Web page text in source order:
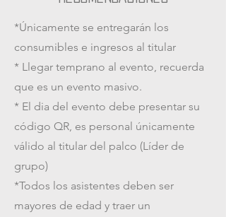
*Únicamente se entregarán los
consumibles e ingresos al titular
* Llegar temprano al evento, recuerda
que es un evento masivo.
* El dia del evento debe presentar su
código QR, es personal únicamente
válido al titular del palco (Líder de
grupo)
*Todos los asistentes deben ser
mayores de edad y traer un